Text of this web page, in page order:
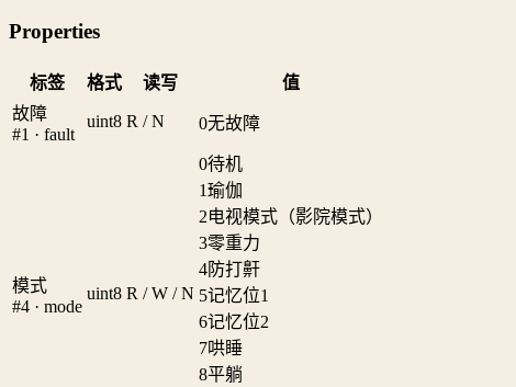
Properties
标签 格式 读写
值
故障
#1 · fault
uint8 R / N 0无故障
模式
#4 · mode
uint8 R / W / N
0待机
1瑜伽
2电视模式（影院模式）
3零重力
4防打鼾
5记忆位1
6记忆位2
7哄睡
8平躺